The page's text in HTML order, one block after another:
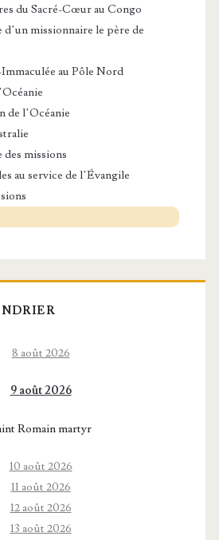
du Sacré-Cœur au Congo
missionnaire le père de
au Pôle Nord
de l’Océanie
des missions
au service de l’Évangile
8 août 2026
9 août 2026
Romain martyr
10 août 2026
11 août 2026
12 août 2026
13 août 2026